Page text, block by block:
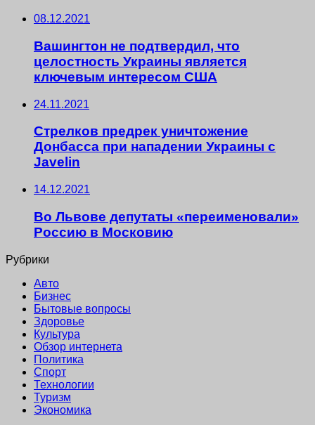
08.12.2021
Вашингтон не подтвердил, что
целостность Украины является
ключевым интересом США
24.11.2021
Стрелков предрек уничтожение
Донбасса при нападении Украины с
Javelin
14.12.2021
Во Львове депутаты «переименовали»
Россию в Московию
Рубрики
Авто
Бизнес
Бытовые вопросы
Здоровье
Культура
Обзор интернета
Политика
Спорт
Технологии
Туризм
Экономика